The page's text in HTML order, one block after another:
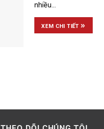
nhiều...
XEM CHI TIẾT »